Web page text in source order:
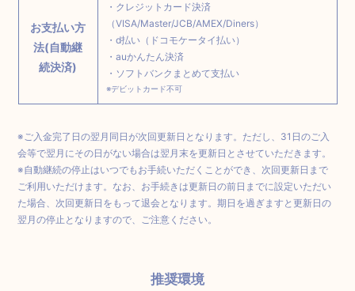
お支払い方
法(自動継
続決済)
・クレジットカード決済
（VISA/Master/JCB/AMEX/Diners）
・d払い（ドコモケータイ払い）
・auかんたん決済
・ソフトバンクまとめて支払い
※デビットカード不可
※ご入金完了日の翌月同日が次回更新日となります。ただし、31日のご入
会等で翌月にその日がない場合は翌月末を更新日とさせていただきます。
※自動継続の停止はいつでもお手続いただくことができ、次回更新日まで
ご利用いただけます。なお、お手続きは更新日の前日までに設定いただい
た場合、次回更新日をもって退会となります。期日を過ぎますと更新日の
翌月の停止となりますので、ご注意ください。
推奨環境